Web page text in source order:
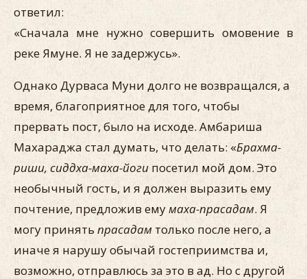
ответил:
«Сначала мне нужно совершить омовение в
реке Ямуне. Я не задержусь».
Однако Дурваса Муни долго не возвращался, а
время, благоприятное для того, чтобы
прервать пост, было на исходе. Амбариша
Махараджа стал думать, что делать: «Брахма-
риши, сиддха-маха-йоги посетил мой дом. Это
необычный гость, и я должен выразить ему
почтение, предложив емумаха-прасадам. Я
могу принять прасадам только после него, а
иначе я нарушу обычай гостеприимства и,
возможно, отправлюсь за это в ад. Но с другой